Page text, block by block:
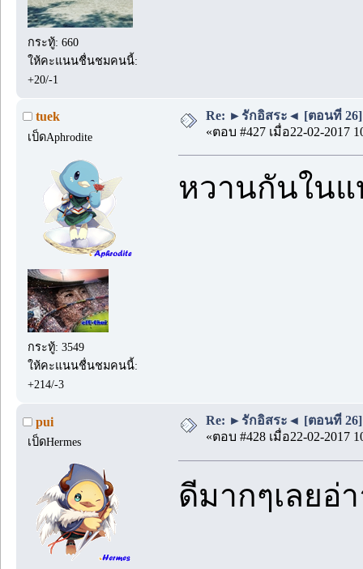
กระทู้: 660
ให้คะแนนชื่นชมคนนี้:
+20/-1
tuek
เป็ดAphrodite
กระทู้: 3549
ให้คะแนนชื่นชมคนนี้:
+214/-3
Re: ►รักอิสระ◄ [ตอนที่ 26]
«ตอบ #427 เมื่อ22-02-2017
หวานกันในแ
pui
เป็ดHermes
Re: ►รักอิสระ◄ [ตอนที่ 26]
«ตอบ #428 เมื่อ22-02-2017
ดีมากๆเลยอ่